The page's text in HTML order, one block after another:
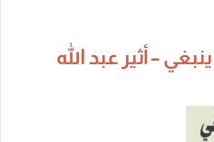
– أثير عبد الله